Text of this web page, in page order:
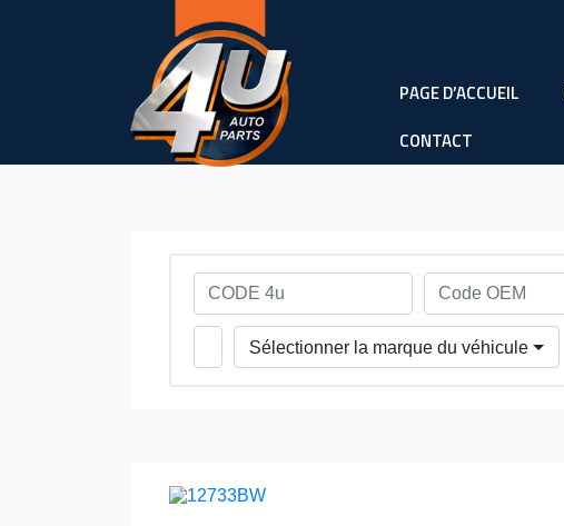
PAGE D’ACCUEIL
CONTACT
Sélectionner la marque du véhicule